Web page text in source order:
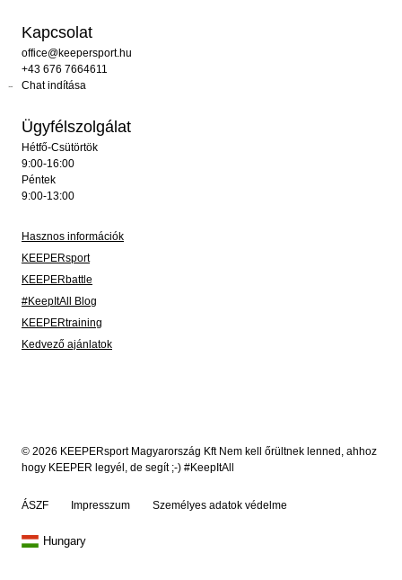
Kapcsolat
office@keepersport.hu
+43 676 7664611
Chat indítása
Ügyfélszolgálat
Hétfő-Csütörtök
9:00-16:00
Péntek
9:00-13:00
Hasznos információk
KEEPERsport
KEEPERbattle
#KeepItAll Blog
KEEPERtraining
Kedvező ajánlatok
© 2026 KEEPERsport Magyarország Kft Nem kell őrültnek lenned, ahhoz
hogy KEEPER legyél, de segít ;-) #KeepItAll
ÁSZF Impresszum Személyes adatok védelme
Hungary